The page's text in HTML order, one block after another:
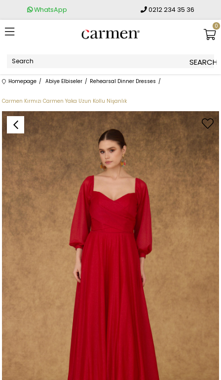
WhatsApp 0212 234 35 36
0
Homepage Abiye Elbiseler Rehearsal Dinner Dresses
Carmen Kırmızı Carmen Yaka Uzun Kollu Nişanlık